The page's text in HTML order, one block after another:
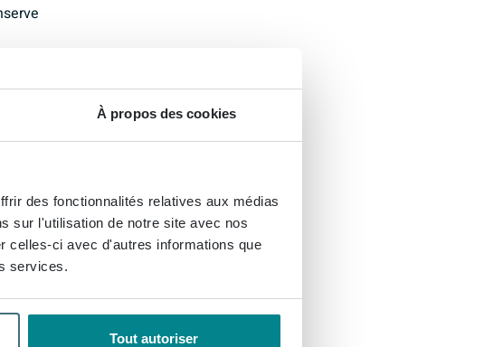
À propos des cookies
des fonctionnalités relatives aux médias
sur l'utilisation de notre site avec nos
celles-ci avec d'autres informations que
services.
Tout autoriser